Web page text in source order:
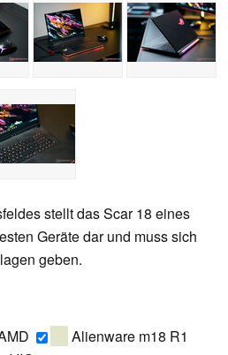
stellt das Scar 18 eines
Geräte dar und muss sich
geben.
Alienware m18 R1